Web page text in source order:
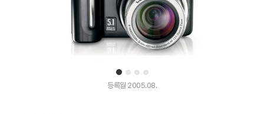
1 2 3 4
등록월 2005.08.